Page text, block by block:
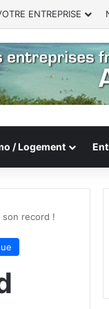
ENTREPRISE
/ Logement
son record !